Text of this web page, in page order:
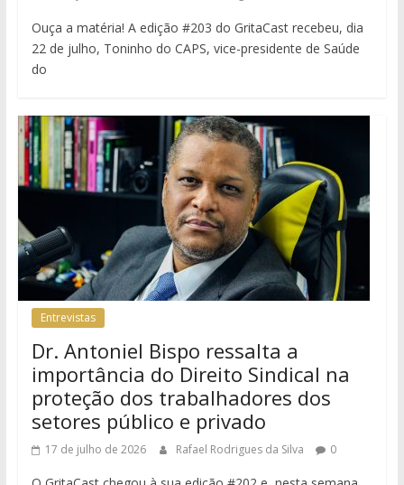
Ouça a matéria! A edição #203 do GritaCast recebeu, dia
22 de julho, Toninho do CAPS, vice-presidente de Saúde
do
Entrevistas
Dr. Antoniel Bispo ressalta a
importância do Direito Sindical na
proteção dos trabalhadores dos
setores público e privado
17 de julho de 2026 Rafael Rodrigues da Silva 0